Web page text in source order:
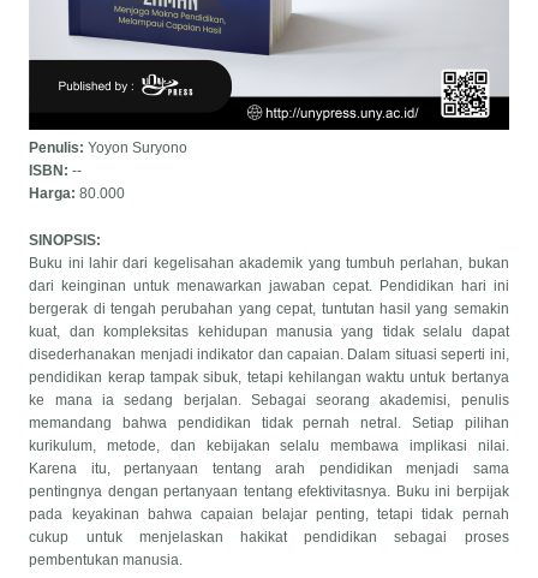
Penulis:Yoyon Suryono
ISBN:--
Harga:80.000
SINOPSIS:
Buku ini lahir dari kegelisahan akademik yang tumbuh perlahan, bukan
dari keinginan untuk menawarkan jawaban cepat. Pendidikan hari ini
bergerak di tengah perubahan yang cepat, tuntutan hasil yang semakin
kuat, dan kompleksitas kehidupan manusia yang tidak selalu dapat
disederhanakan menjadi indikator dan capaian. Dalam situasi seperti ini,
pendidikan kerap tampak sibuk, tetapi kehilangan waktu untuk bertanya
ke mana ia sedang berjalan. Sebagai seorang akademisi, penulis
memandang bahwa pendidikan tidak pernah netral. Setiap pilihan
kurikulum, metode, dan kebijakan selalu membawa implikasi nilai.
Karena itu, pertanyaan tentang arah pendidikan menjadi sama
pentingnya dengan pertanyaan tentang efektivitasnya. Buku ini berpijak
pada keyakinan bahwa capaian belajar penting, tetapi tidak pernah
cukup untuk menjelaskan hakikat pendidikan sebagai proses
pembentukan manusia.